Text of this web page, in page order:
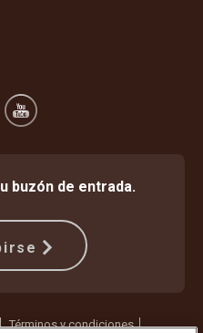
buzón de entrada.
Términos y condiciones